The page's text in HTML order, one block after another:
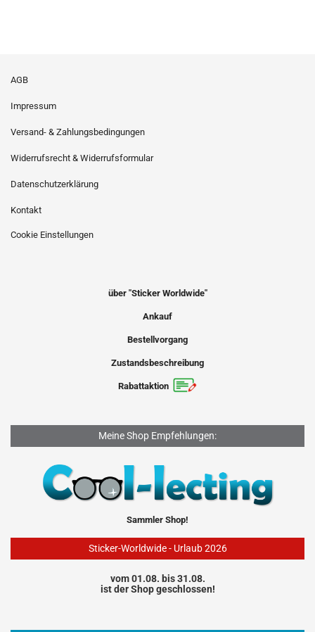
AGB
Impressum
Versand- & Zahlungsbedingungen
Widerrufsrecht & Widerrufsformular
Datenschutzerklärung
Kontakt
Cookie Einstellungen
über "Sticker Worldwide"
Ankauf
Bestellvorgang
Zustandsbeschreibung
Rabattaktion
Meine Shop Empfehlungen:
Sammler Shop!
Sticker-Worldwide - Urlaub 2026
vom 01.08. bis 31.08.
ist der Shop geschlossen!